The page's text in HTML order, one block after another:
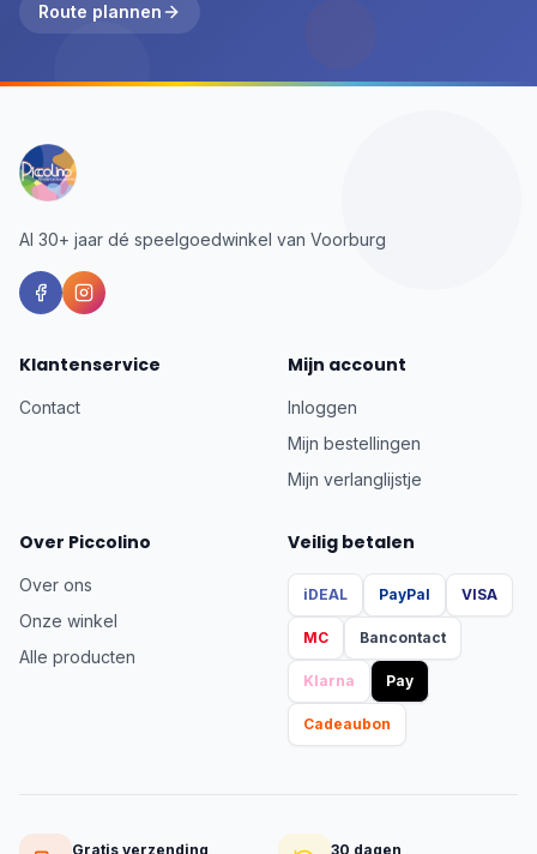
Route plannen
Al 30+ jaar dé speelgoedwinkel van Voorburg
Klantenservice
Contact
Mijn account
Inloggen
Mijn bestellingen
Mijn verlanglijstje
Over Piccolino
Over ons
Onze winkel
Alle producten
Veilig betalen
iDEAL PayPal VISA
MC Bancontact
Klarna Pay
Cadeaubon
Gratis verzending 30 dagen